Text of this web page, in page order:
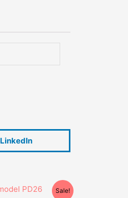
LinkedIn
Sale!
Prețul